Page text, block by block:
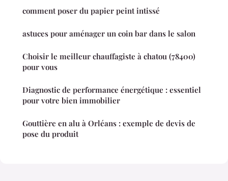
comment poser du papier peint intissé
astuces pour aménager un coin bar dans le salon
Choisir le meilleur chauffagiste à chatou (78400)
pour vous
Diagnostic de performance énergétique : essentiel
pour votre bien immobilier
Gouttière en alu à Orléans : exemple de devis de
pose du produit